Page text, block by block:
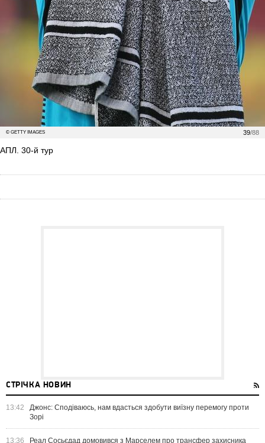
39/88
© GETTY IMAGES
АПЛ. 30-й тур
СТРІЧКА НОВИН
13:42
Джонс: Сподіваюсь, нам вдасться здобути виїзну перемогу проти
Зорі
13:36 Реал Сосьєдад домовився з Марселем про трансфер захисника